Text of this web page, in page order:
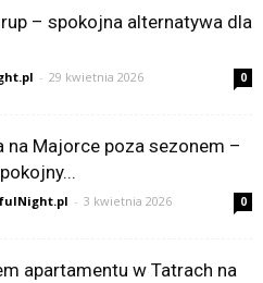
– spokojna alternatywa dla
- 29 kwietnia 2026 0
Majorce poza sezonem –
- 3 kwietnia 2026 0
apartamentu w Tatrach na